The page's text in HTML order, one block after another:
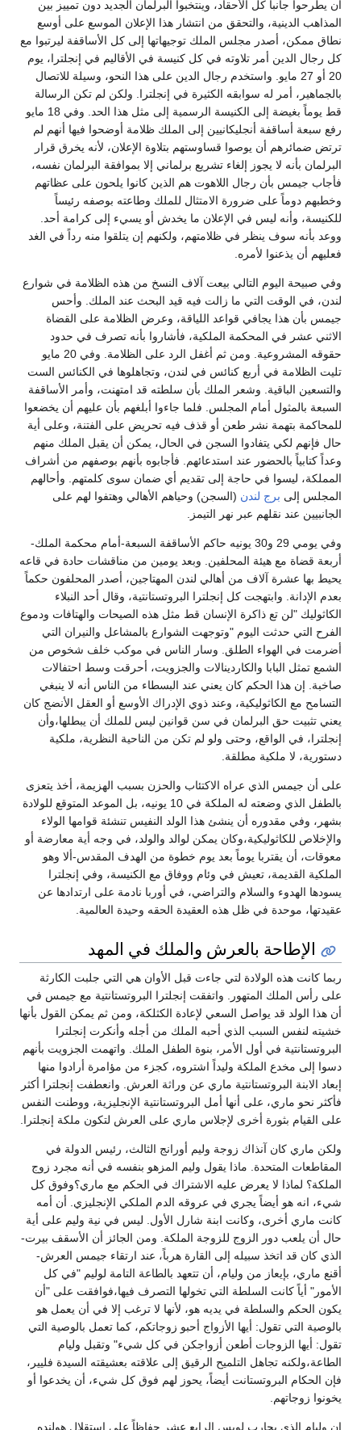
أن يطرحوا جانباً كل الأحقاد، وينتخبوا البرلمان الجديد دون تمييز بين
المذاهب الدينية، والتحقق من انتشار هذا الإعلان الموسع على أوسع
نطاق ممكن، أصدر مجلس الملك توجيهاتها إلى كل الأساقفة ليرتبوا مع
كل رجال الدين أمر تلاوته في كل كنيسة في الأقاليم في إنجلترا، يوم
20 أو 27 مايو. واستخدم رجال الدين على هذا النحو، وسيلة للاتصال
بالجماهير، أمر له سوابقه الكثيرة في إنجلترا. ولكن لم تكن الرسالة
قط يوماً بغيضة إلى الكنيسة الرسمية إلى مثل هذا الحد. وفي 18 مايو
رفع سبعة أساقفة أنجليكانيين إلى الملك ظلامة أوضحوا فيها أنهم لم
ترتض ضمائرهم أن يوصوا قساوستهم بتلاوة الإعلان، لأنه يخرق قرار
البرلمان بأنه لا يجوز إلغاء تشريع برلماني إلا بموافقة البرلمان نفسه،
فأجاب جيمس بأن رجال اللاهوت هم الذين كانوا يلحون على عظاتهم
وخطبهم دوماً على ضرورة الامتثال للملك وطاعته بوصفه رئيساً
للكنيسة، وأنه ليس في الإعلان ما يخدش أو يسيء إلى كرامة أحد.
ووعد بأنه سوف ينظر في ظلامتهم، ولكنهم إن يتلقوا منه رداً في الغد
فعليهم أن يذعنوا لأمره.
وفي صبيحة اليوم التالي بيعت آلاف النسخ من هذه الظلامة في شوارع
لندن، في الوقت التي ما زالت فيه قيد البحث عند الملك. وأحس
جيمس بأن هذا يجافي قواعد اللياقة، وعرض الظلامة على القضاة
الاثني عشر في المحكمة الملكية، فأشاروا بأنه تصرف في حدود
حقوقه المشروعية. ومن ثم أغفل الرد على الظلامة. وفي 20 مايو
تليت الظلامة في أربع كنائس في لندن، وتجاهلوها في الكنائس الست
والتسعين الباقية. وشعر الملك بأن سلطته قد امتهنت، وأمر الأساقفة
السبعة بالمثول أمام المجلس. فلما جاءوا أبلغهم بأن عليهم أن يخضعوا
للمحاكمة بتهمة نشر طعن أو قذف فيه تحريض على الفتنة، وعلى أية
حال فإنهم لكي يتفادوا السجن في الحال، يمكن أن يقبل الملك منهم
وعداً كتابياً بالحضور عند استدعائهم. فأجابوه بأنهم بوصفهم من أشراف
المملكة، ليسوا في حاجة إلى تقديم أي ضمان سوى كلمتهم. وأحالهم
المجلس إلى برج لندن (السجن) وحياهم الأهالي وهتفوا لهم على
الجانبيين عند نقلهم عبر نهر التيمز.
وفي يومي 29 و30 يونيه حاكم الأساقفة السبعة-أمام محكمة الملك-
أربعة قضاة مع هيئة المحلفين. وبعد يومين من مناقشات حادة في قاعه
يحيط بها عشرة آلاف من أهالي لندن المهتاجين، أصدر المحلفون حكماً
بعدم الإدانة. وابتهجت كل إنجلترا البروتستانتية، وقال أحد النبلاء
الكاثوليك "لن تع ذاكرة الإنسان قط مثل هذه الصيحات والهتافات ودموع
الفرح التي حدثت اليوم "وتوجهت الشوارع بالمشاعل والنيران التي
أضرمت في الهواء الطلق. وسار الناس في موكب خلف شخوص من
الشمع تمثل البابا والكاردينالات والجزويت، أحرقت وسط احتفالات
صاخبة. إن هذا الحكم كان يعني عند البسطاء من الناس أنه لا ينبغي
التسامح مع الكاثوليكية، وعند ذوي الإدراك الأوسع أو العقل الأنضج كان
يعني تثبيت حق البرلمان في سن قوانين ليس للملك أن يبطلها،وأن
إنجلترا، في الواقع، وحتى ولو لم تكن من الناحية النظرية، ملكية
دستورية، لا ملكية مطلقة.
على أن جيمس الذي عراه الاكتئاب والحزن بسبب الهزيمة، أخذ يتعزى
بالطفل الذي وضعته له الملكة في 10 يونيه، بل الموعد المتوقع للولادة
بشهر، وفي مقدوره أن ينشئ هذا الولد النفيس تنشئة قوامها الولاء
والإخلاص للكاثوليكية،وكان يمكن لوالد والولد، في وجه أية معارضة أو
معوقات، أن يقتربا يوماً بعد يوم خطوة من الهدف المقدس-ألا وهو
الملكية القديمة، تعيش في وئام ووفاق مع الكنيسة، وفي إنجلترا
يسودها الهدوء والسلام والتراضي، في أوربا نادمة على ارتدادها عن
عقيدتها، موحدة في ظل هذه العقيدة الحقه وحيدة العالمية.
الإطاحة بالعرش والملك في المهد
ربما كانت هذه الولادة لتي جاءت قبل الأوان هي التي جلبت الكارثة
على رأس الملك المتهور. واتفقت إنجلترا البروتستانتية مع جيمس في
أن هذا الولد قد يواصل السعي لإعادة الكثلكة، ومن ثم يمكن القول بأنها
خشيته لنفس السبب الذي أحبه الملك من أجله وأنكرت إنجلترا
البروتستانتية في أول الأمر، بنوة الطفل الملك. واتهمت الجزويت بأنهم
دسوا إلى مخدع الملكة وليداً اشتروه، كجزء من مؤامرة أرادوا منها
إبعاد الابنة البروتستانتية ماري عن وراثة العرش. وانعطفت إنجلترا أكثر
فأكثر نحو ماري، على أنها أمل البروتستانتية الإنجليزية، ووطنت النفس
على القيام بثورة أخرى لإجلاس ماري على العرش لتكون ملكة إنجلترا.
ولكن ماري كان آنذاك زوجة وليم أورانج الثالث، رئيس الدولة في
المقاطعات المتحدة. ماذا يقول وليم المزهو بنفسه في أنه مجرد زوج
الملكة؟ لماذا لا يعرض عليه الاشتراك في الحكم مع ماري؟وفوق كل
شيء، انه هو أيضاً يجري في عروقه الدم الملكي الإنجليزي. أن أمه
كانت ماري أخرى، وكانت ابنة شارل الأول. ليس في نية وليم على أية
حال أن يلعب دور الزوج للزوجة الملكة. ومن الجائز أن الأسقف بيرت-
الذي كان قد اتخذ سبيله إلى القارة هرباً، عند ارتقاء جيمس العرش-
أقنع ماري، بإيعاز من وليام، أن تتعهد بالطاعة التامة لوليم "في كل
الأمور" أياً كانت السلطة التي تخولها التصرف فيها،فوافقت على "أن
يكون الحكم والسلطة في يديه هو، لأنها لا ترغب إلا في أن يعمل هو
بالوصية التي تقول: أيها الأزواج أحبو زوجاتكم، كما تعمل بالوصية التي
تقول: أيها الزوجات أطعن أزواجكن في كل شيء" وتقبل وليام
الطاعة،ولكنه تجاهل التلميح الرقيق إلى علاقته بعشيقته السيدة فليير،
فإن الحكام البروتستانت أيضاً، يحوز لهم فوق كل شيء، أن يخدعوا أو
يخونوا زوجاتهم.
إن وليام الذي يحارب لويس الرابع عشر حفاظاً على استقلال هولنده